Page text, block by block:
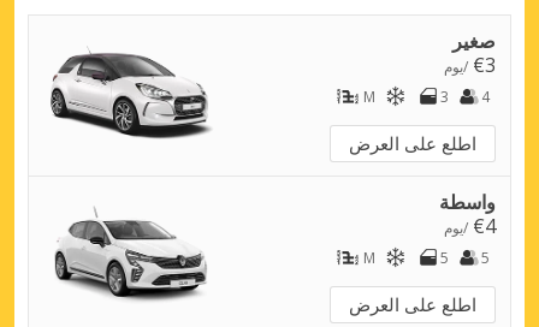
صغير
€3 /يوم
4
3
M
اطلع على العرض
واسطة
€4 /يوم
5
5
M
اطلع على العرض